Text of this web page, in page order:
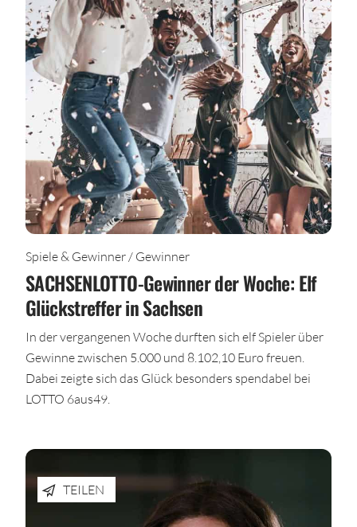
Spiele & Gewinner / Gewinner
SACHSENLOTTO-Gewinner der Woche: Elf
Glückstreffer in Sachsen
In der vergangenen Woche durften sich elf Spieler über
Gewinne zwischen 5.000 und 8.102,10 Euro freuen.
Dabei zeigte sich das Glück besonders spendabel bei
LOTTO 6aus49.
TEILEN